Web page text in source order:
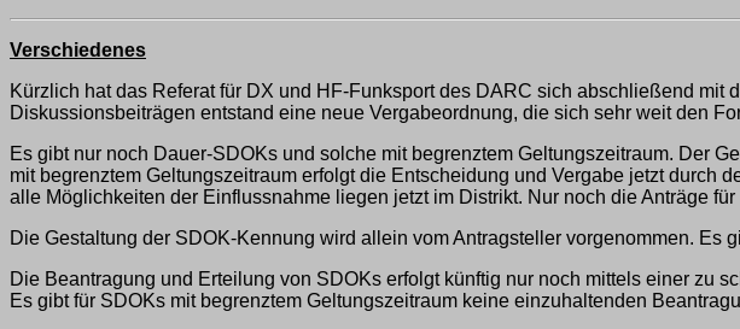
Verschiedenes
Kürzlich hat das Referat für DX und HF-Funksport des DARC sich abschließend
Diskussionsbeiträgen entstand eine neue Vergabeordnung, die sich sehr weit den
Es gibt nur noch Dauer-SDOKs und solche mit begrenztem Geltungszeitraum. Der
mit begrenztem Geltungszeitraum erfolgt die Entscheidung und Vergabe jetzt durch
alle Möglichkeiten der Einflussnahme liegen jetzt im Distrikt. Nur noch die Anträge
Die Gestaltung der SDOK-Kennung wird allein vom Antragsteller vorgenommen.
Die Beantragung und Erteilung von SDOKs erfolgt künftig nur noch mittels einer zu
Es gibt für SDOKs mit begrenztem Geltungszeitraum keine einzuhaltenden